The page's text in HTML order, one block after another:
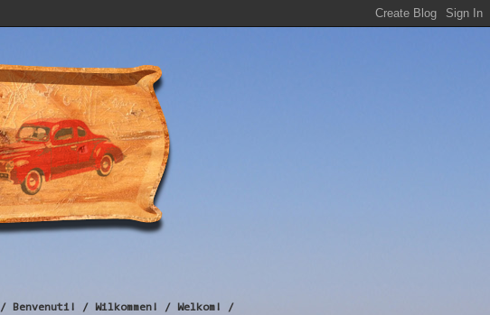
/ Wilkommen! / Welkom! /